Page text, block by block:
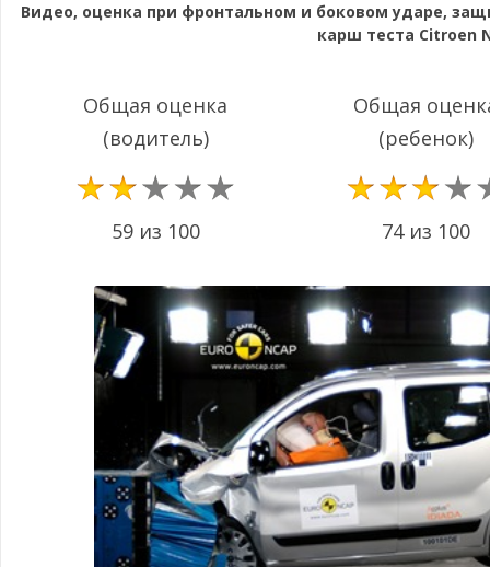
Видео, оценка при фронтальном и боковом ударе,
карш теста Citroen
Общая оценка
(водитель)
59 из 100
Общая
(ребенок)
74 из 100